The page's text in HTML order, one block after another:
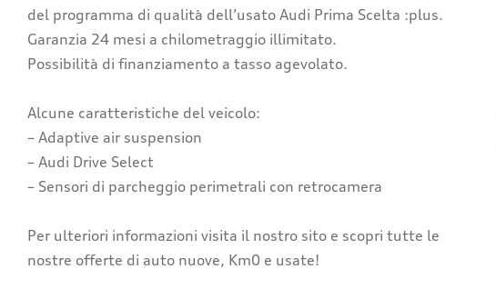
del programma di qualità dell’usato Audi Prima Scelta :plus.
Garanzia 24 mesi a chilometraggio illimitato.
Possibilità di finanziamento a tasso agevolato.
Alcune caratteristiche del veicolo:
– Adaptive air suspension
– Audi Drive Select
– Sensori di parcheggio perimetrali con retrocamera
Per ulteriori informazioni visita il nostro sito e scopri tutte le
nostre offerte di auto nuove, Km0 e usate!